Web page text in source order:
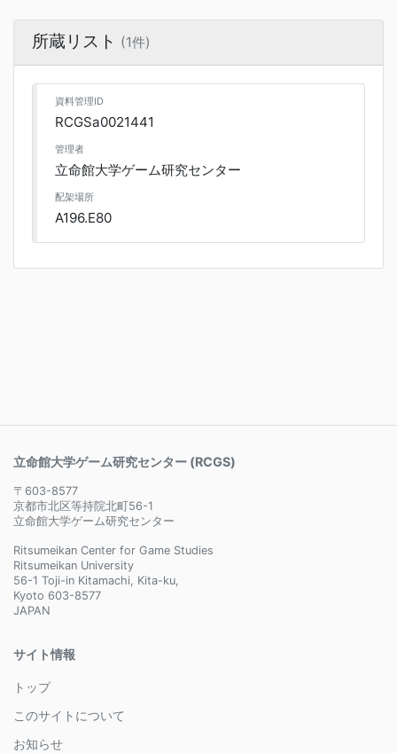
所蔵リスト (1件)
資料管理ID
RCGSa0021441
管理者
立命館大学ゲーム研究センター
配架場所
A196.E80
立命館大学ゲーム研究センター (RCGS)
〒603-8577
京都市北区等持院北町56-1
立命館大学ゲーム研究センター
Ritsumeikan Center for Game Studies
Ritsumeikan University
56-1 Toji-in Kitamachi, Kita-ku,
Kyoto 603-8577
JAPAN
サイト情報
トップ
このサイトについて
お知らせ